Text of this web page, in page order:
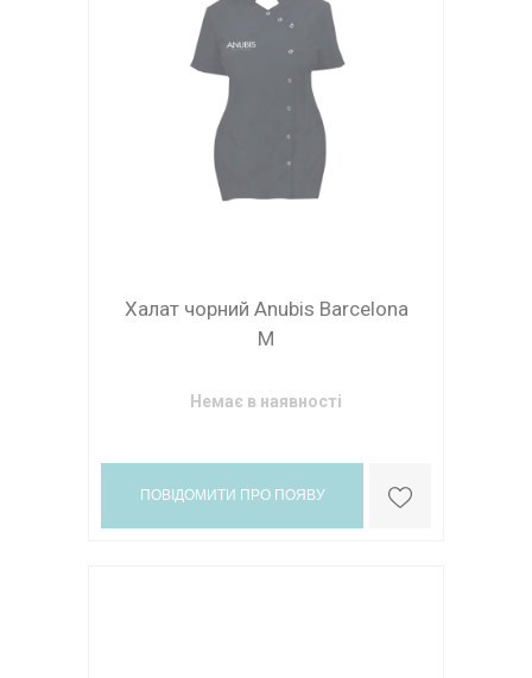
Халат чорний Anubis Barcelona
M
Немає в наявності
ПОВІДОМИТИ ПРО ПОЯВУ